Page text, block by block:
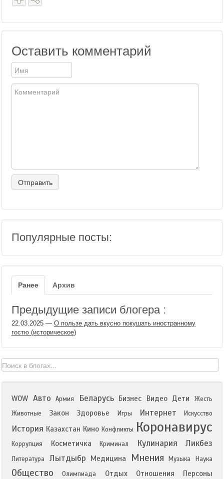
Оставить комментарий
Популярные посты:
Ранее Архив
Предыдущие записи блогера :
22.03.2025 — О пользе дать вкусно покушать иностранному
гостю (историческое)
WOW Авто Армия Беларусь Бизнес Видео Дети
Жесть
Животные
Закон Здоровье Игры Интернет Искусство
История Казахстан Кино Конфликты Коронавирус
Коррупция Косметичка Криминал Кулинария Ликбез
Литература Лытдыбр Медицина Мнения Музыка Наука
Общество Олимпиада Отдых Отношения Персоны